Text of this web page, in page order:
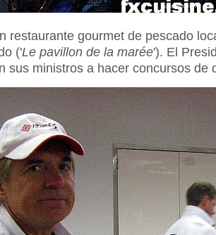
restaurante gourmet de pescado
('Le pavillon de la marée'). El
sus ministros a hacer concursos de